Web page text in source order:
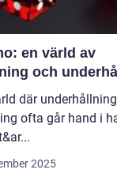
en värld av
och
där
ofta går hand i
2025